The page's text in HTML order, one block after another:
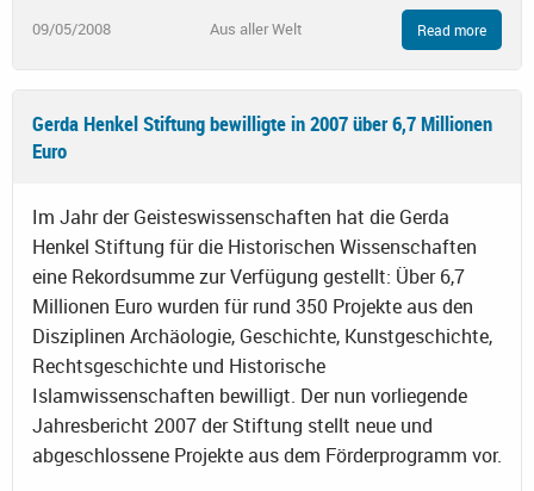
09/05/2008 Aus aller Welt Read more
Gerda Henkel Stiftung bewilligte in 2007 über 6,7 Millionen
Euro
Im Jahr der Geisteswissenschaften hat die Gerda
Henkel Stiftung für die Historischen Wissenschaften
eine Rekordsumme zur Verfügung gestellt: Über 6,7
Millionen Euro wurden für rund 350 Projekte aus den
Disziplinen Archäologie, Geschichte, Kunstgeschichte,
Rechtsgeschichte und Historische
Islamwissenschaften bewilligt. Der nun vorliegende
Jahresbericht 2007 der Stiftung stellt neue und
abgeschlossene Projekte aus dem Förderprogramm vor.